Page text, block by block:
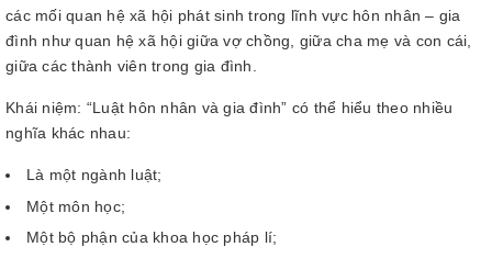
các mối quan hệ xã hội phát sinh trong lĩnh vực hôn nhân – gia
đình như quan hệ xã hội giữa vợ chồng, giữa cha mẹ và con cái,
giữa các thành viên trong gia đình.
Khái niệm: “Luật hôn nhân và gia đình” có thể hiểu theo nhiều
nghĩa khác nhau:
Là một ngành luật;
Một môn học;
Một bộ phận của khoa học pháp lí;